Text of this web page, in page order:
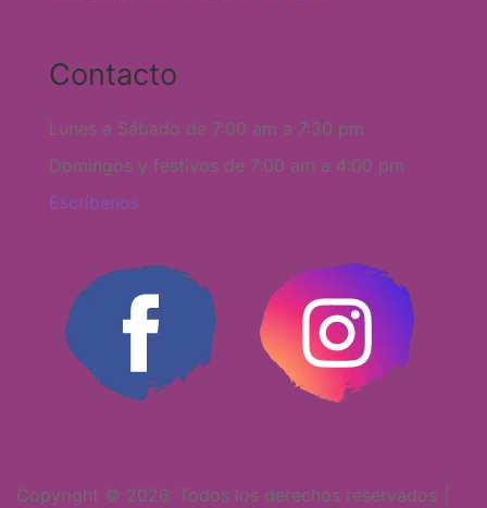
Contacto
Lunes a Sábado de 7:00 am a 7:30 pm
Domingos y festivos de 7:00 am a 4:00 pm
Escríbenos
Copyright © 2026. Todos los derechos reservados │